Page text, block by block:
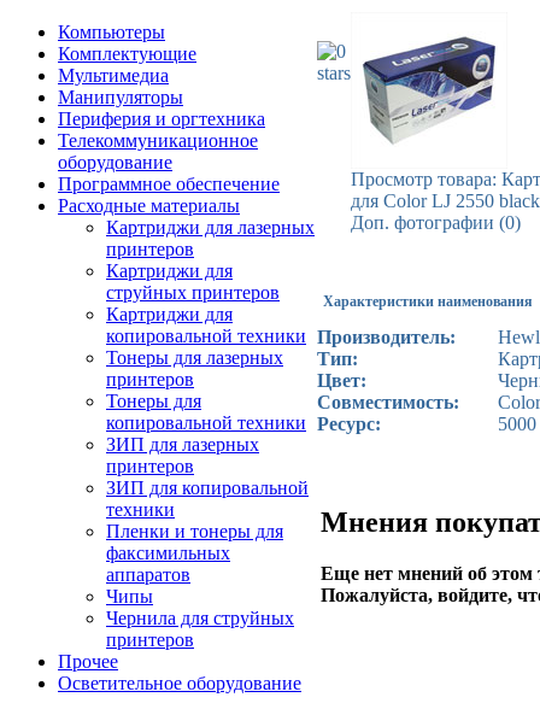
Компьютеры
Комплектующие
Мультимедиа
Манипуляторы
Периферия и оргтехника
Телекоммуникационное
оборудование
Программное обеспечение
Расходные материалы
Картриджи для лазерных
принтеров
Картриджи для
струйных принтеров
Картриджи для
копировальной техники
Тонеры для лазерных
принтеров
Тонеры для
копировальной техники
ЗИП для лазерных
принтеров
ЗИП для копировальной
техники
Пленки и тонеры для
факсимильных
аппаратов
Чипы
Чернила для струйных
принтеров
Прочее
Осветительное оборудование
Просмотр товара:
для Color LJ 2550 black
Доп. фотографии (0)
Характеристики наименования
Производитель:
Тип:
Цвет:
Совместимость:
Ресурс:
Мнения
Еще нет мнений об этом
Пожалуйста, войдите,